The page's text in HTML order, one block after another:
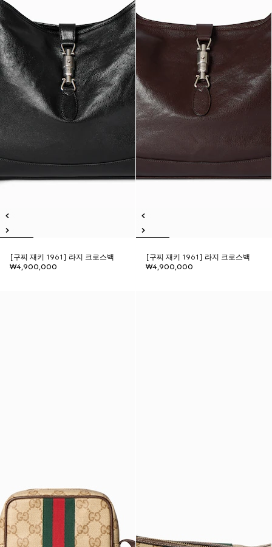
[구찌 재키 1961] 라지 크로스백
₩4,900,000
[구찌 재키 1961] 라지 크로스백
₩4,900,000